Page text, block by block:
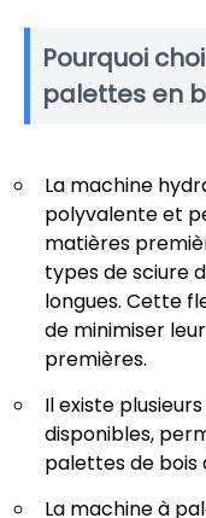
Pourquoi
palettes en
La machine
polyvalente et
matières
types de sciure
longues. Cette
de minimiser
premières.
Il existe
disponibles,
palettes de bois
La machine à